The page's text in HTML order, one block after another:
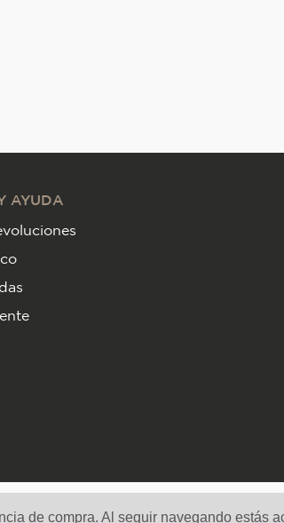
de compra. Al seguir navegando estás
AYUDA